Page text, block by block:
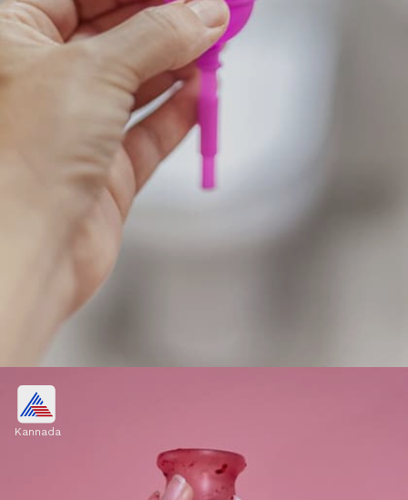
ಪ್ಯಾಡ್ ಟ್ಯಾಂಪೊನ್‌ಗಳಿಂದ ಉಂಟಾಗುವ ರಗಳೆಗಳಾದ
ತುರಿಕೆ, ವಾಸನೆ, ಅಲರ್ಜಿಯ ಗೋಳುಗಳಿಗೆ ಈ ಕಪ್‌ಗಳ
ಬಳಕೆಯಿಂದ ಬೈ ಹೇಳಬಹುದು.
Kannada